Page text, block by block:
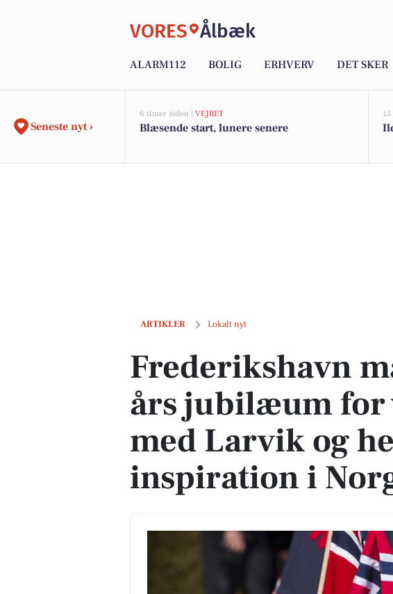
VORES Ålbæk
ALARM112 BOLIG ERHVERV DET SKER
Seneste nyt ›
6 timer siden | VEJRET
Blæsende start, lunere senere
ARTIKLER Lokalt nyt
Frederikshavn markerer 80 års jubilæum for venskab med
Frederikshavn
års jubilæum for
med Larvik og
inspiration i